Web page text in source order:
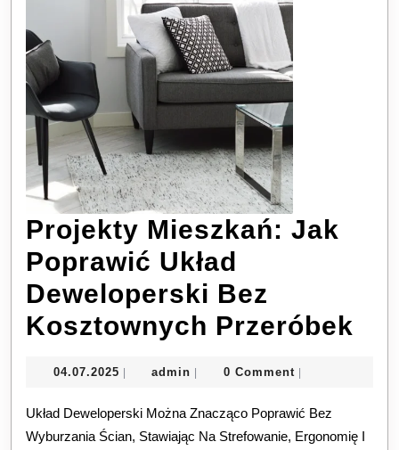
Projekty Mieszkań: Jak
Poprawić Układ
Deweloperski Bez
Kosztownych Przeróbek
04.07.2025 04.07.2025
admin admin0 Comment
Układ Deweloperski Można Znacząco Poprawić Bez
Wyburzania Ścian, Stawiając Na Strefowanie, Ergonomię I